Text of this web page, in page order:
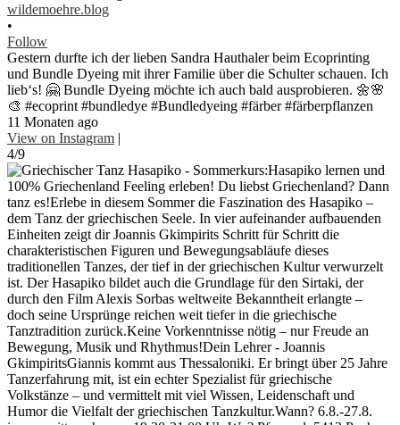
wildemoehre.blog
•
Follow
Gestern durfte ich der lieben Sandra Hauthaler beim Ecoprinting
und Bundle Dyeing mit ihrer Familie über die Schulter schauen. Ich
lieb‘s! 🤗 Bundle Dyeing möchte ich auch bald ausprobieren. 🌼🌸
🎨 #ecoprint #bundledye #Bundledyeing #färber #färberpflanzen
11 Monaten ago
View on Instagram |
4/9